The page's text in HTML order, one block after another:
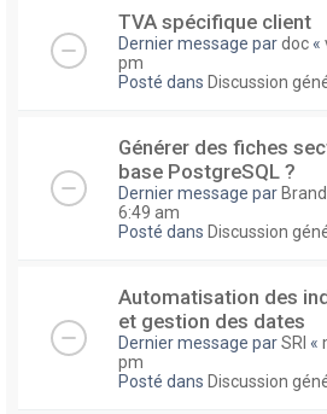
TVA spécifique client
Dernier message pardoc «
pm
Posté dans Discussion
Générer des fiches
base PostgreSQL ?
Dernier message par
6:49 am
Posté dans Discussion
Automatisation des
et gestion des dates
Dernier message parSRI «
pm
Posté dans Discussion